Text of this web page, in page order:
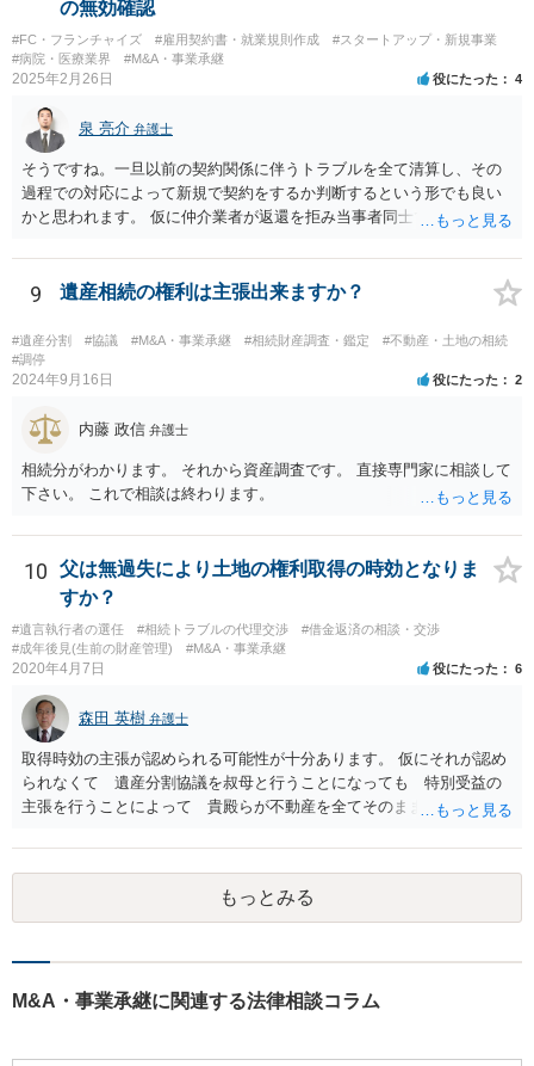
にあたっては、法テラスの無料相談等を利用して弁護士に相談するこ
とも十分考えられるかと存じます。また、ご記載いただいた事実関係
を拝見するかぎり、再婚相手のかたは既に相続放棄をされている可能
の無効確認
#FC・フランチャイズ #雇用契約書・就業規則作成
#スタートアップ・新規事業
#病院・医療業界
#M&A・事業承継
2025年2月26日 役にたった 4
泉 亮介 弁護士
そうですね。一旦以前の契約関係に伴うトラブルを全て清算し、その
過程での対応によって新規で契約をするか判断するという形でも良い
かと思われます。 仮に仲介業者が返還を拒み当事者同士での解決が困
9 遺産相続の権利は主張出来ますか？
#遺産分割 #協議 #M&A・事業承継 #相続財産調査・鑑定
#不動産・土地の相続
#調停
2024年9月16日 役にたった 2
内藤 政信 弁護士
相続分がわかります。 それから資産調査です。 直接専門家に相談して
下さい。 これで相談は終わります。
10
父は無過失により土地の権利取得の時効となりま
すか？
#遺言執行者の選任 #相続トラブルの代理交渉
#借金返済の相談・交渉
#成年後見(生前の財産管理)
#M&A・事業承継
2020年4月7日 役にたった 6
森田 英樹 弁護士
取得時効の主張が認められる可能性が十分あります。 仮にそれが認め
られなくて 遺産分割協議を叔母と行うことになっても 特別受益の
主張を行うことによって 貴殿らが不動産を全てそのまま取得できる
もっとみる
M&A・事業承継に関連する法律相談コラム